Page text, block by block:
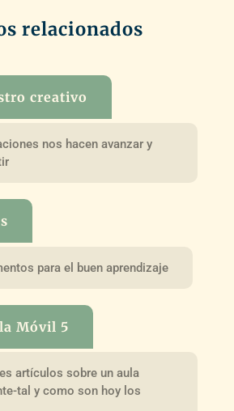
relacionados
creativo
nos hacen avanzar y
para el buen aprendizaje
Móvil 5
artículos sobre un aula
tal y como son hoy los